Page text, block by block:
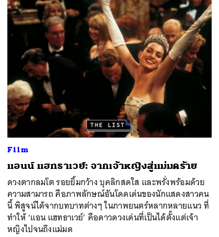
Film
แอนน์ แฮทธาเวย์: จากเจ้าหญิงสู่แม่มดร้าย
ดวงตากลมโต รอยยิ้มกว้าง บุคลิกสดใส และพรั่งพร้อมด้วย
ความสามารถ คือภาพลักษณ์อันโดดเด่นของนักแสดงสาวคน
นี้ พิสูจน์ได้จากบทบาทต่างๆ ในภาพยนตร์หลากหลายแนว ที่
ทำให้ ‘แอน แฮทธาเวย์’ คือดาวดวงเด่นที่เป็นได้ตั้งแต่เจ้า
หญิงไปจนถึงแม่มด